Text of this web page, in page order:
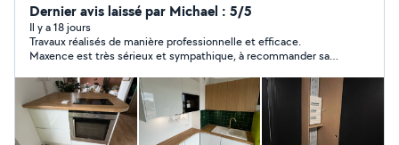
fenêtres, portes; parquets, terrasse, bardages Mais
aussi autres installation type (hotte, plaques de cuisson,
éclairage, garde corps, fixations quelconque)j'en oublie
sûrement. N'hésitez pas à me demander j'ai aussi une
formation électrotechnique et des notions en
mécanique. Au plaisir de faire affaire ensemble Si votre
demande est dans une autre catégorie que menuiserie
l'application m'empêche de répondre.
Dernier avis laissé par Michael : 5/5
Il y a 18 jours
Travaux réalisés de manière professionnelle et efficace.
Maxence est très sérieux et sympathique, à recommander sans